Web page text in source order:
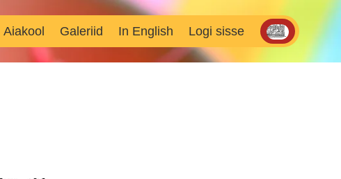
Aiakool Galeriid In English Logi sisse